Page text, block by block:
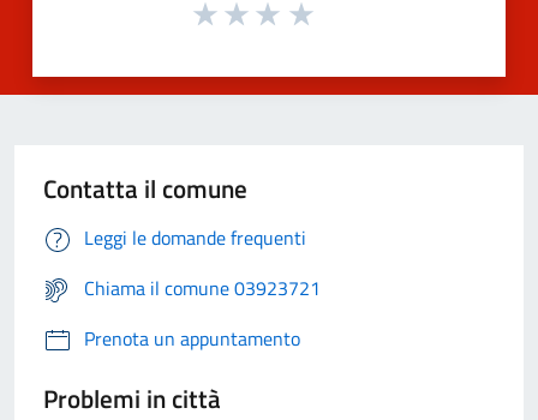
Contatta il comune
Leggi le domande frequenti
Chiama il comune 03923721
Prenota un appuntamento
Problemi in città